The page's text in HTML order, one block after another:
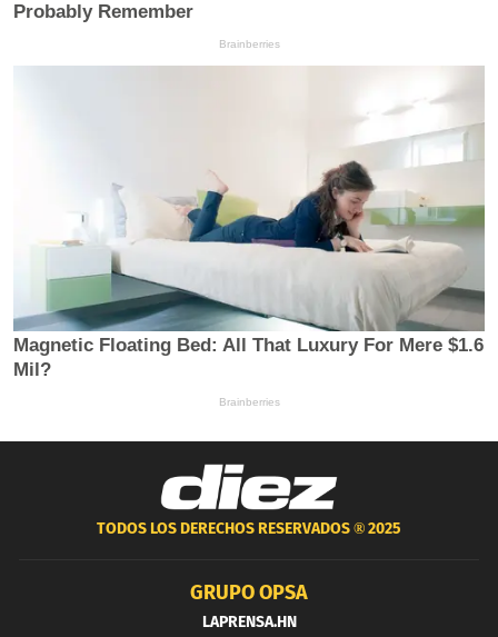
TODOS LOS DERECHOS RESERVADOS ®2025
GRUPO OPSA
LAPRENSA.HN